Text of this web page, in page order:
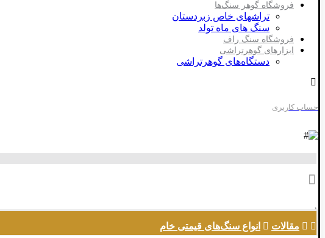
فروشگاه گوهر سنگ‌ها
تراشهای خاص زبردستان
سنگ های ماه تولد
فروشگاه سنگ راف
ابزارهای گوهرتراشی
دستگاه‌های گوهرتراشی
حساب کاربری
مقالات انواع سنگ‌های قیمتی خام